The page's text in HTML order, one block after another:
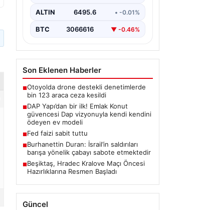
ALTIN 6495.6 • -0.01%
BTC 3066616 ▼ -0.46%
Son Eklenen Haberler
■Otoyolda drone destekli denetimlerde
bin 123 araca ceza kesildi
■DAP Yapı’dan bir ilk! Emlak Konut
güvencesi Dap vizyonuyla kendi kendini
ödeyen ev modeli
■Fed faizi sabit tuttu
■Burhanettin Duran: İsrail’in saldırıları
barışa yönelik çabayı sabote etmektedir
■Beşiktaş, Hradec Kralove Maçı Öncesi
Hazırlıklarına Resmen Başladı
Güncel